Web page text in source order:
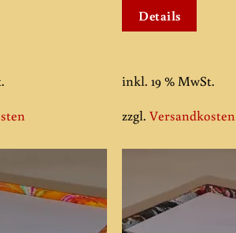
Details
inkl. 19 % MwSt.
zzgl.Versandkosten
Add to
wishlist